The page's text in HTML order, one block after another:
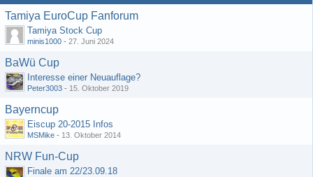
Tamiya EuroCup Fanforum
Tamiya Stock Cup
minis1000 - 27. Juni 2024
BaWü Cup
Interesse einer Neuauflage?
Peter3003 - 15. Oktober 2019
Bayerncup
Eiscup 20-2015 Infos
MSMike - 13. Oktober 2014
NRW Fun-Cup
Finale am 22/23.09.18